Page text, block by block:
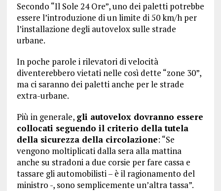
Secondo “Il Sole 24 Ore”, uno dei paletti potrebbe
essere l’introduzione di un limite di 50 km/h per
l’installazione degli autovelox sulle strade
urbane.
In poche parole i rilevatori di velocità
diventerebbero vietati nelle così dette “zone 30”,
ma ci saranno dei paletti anche per le strade
extra-urbane.
Più in generale, gli autovelox dovranno essere
collocati seguendo il criterio della tutela
della sicurezza della circolazione: “Se
vengono moltiplicati dalla sera alla mattina
anche su stradoni a due corsie per fare cassa e
tassare gli automobilisti – è il ragionamento del
ministro -, sono semplicemente un’altra tassa”.